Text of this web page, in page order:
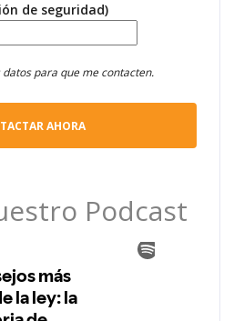
de seguridad)
para que me contacten.
Podcast